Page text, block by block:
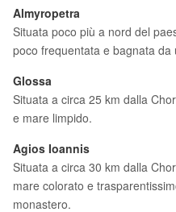
Almyropetra
Situata poco più a nord del
poco frequentata e bagnata
Glossa
Situata a circa 25 km dalla
e mare limpido.
Agios Ioannis
Situata a circa 30 km dalla
mare colorato e
monastero.